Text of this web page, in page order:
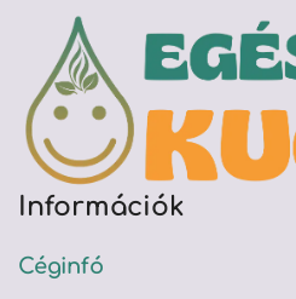
Információk
Céginfó